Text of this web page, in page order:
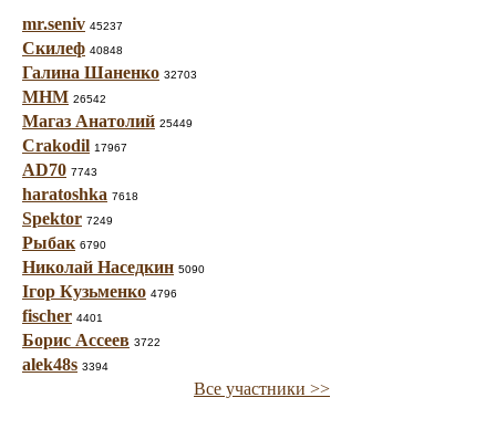
mr.seniv 45237
Скилеф 40848
Галина Шаненко 32703
МНМ 26542
Магаз Анатолий 25449
Crakodil 17967
AD70 7743
haratoshka 7618
Spektor 7249
Рыбак 6790
Николай Наседкин 5090
Ігор Кузьменко 4796
fischer 4401
Борис Ассеев 3722
alek48s 3394
Все участники >>